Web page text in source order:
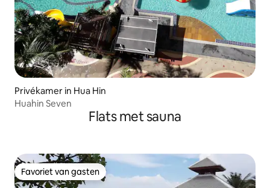
Privékamer in Hua Hin
Huahin Seven
Flats met sauna
Favoriet van gasten
Favoriet van gasten